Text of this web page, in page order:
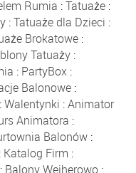
Rumia :Tatuaże:
:Tatuaże dla Dzieci :
Brokatowe:
Tatuaży :
: PartyBox:
Balonowe :
:Walentynki :Animator
Animatora :
Balonów :
: Katalog Firm :
Balony Wejherowo: